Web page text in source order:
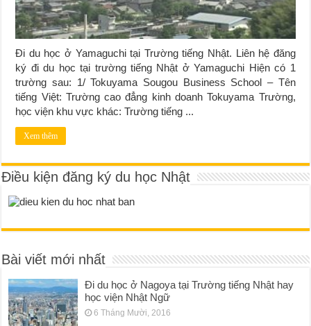
Đi du học ở Yamaguchi tại Trường tiếng Nhật. Liên hệ đăng
ký đi du học tại trường tiếng Nhật ở Yamaguchi Hiện có 1
trường sau: 1/ Tokuyama Sougou Business School – Tên
tiếng Việt: Trường cao đẳng kinh doanh Tokuyama Trường,
học viện khu vực khác: Trường tiếng ...
Xem thêm
Điều kiện đăng ký du học Nhật
Bài viết mới nhất
Đi du học ở Nagoya tại Trường tiếng Nhật hay
học viện Nhật Ngữ
6 Tháng Mười, 2016